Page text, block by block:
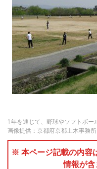
1年を通じて、野球やソフトボ
画像提供：京都府京都土木事務所
※ 本ページ記載の内容
情報が含